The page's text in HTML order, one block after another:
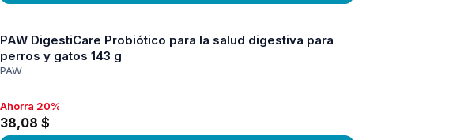
PAW DigestiCare Probiótico para la salud digestiva para
perros y gatos 143 g
PAW
Ahorra 20%, 38,08 $
Ahorra 20%
38,08 $